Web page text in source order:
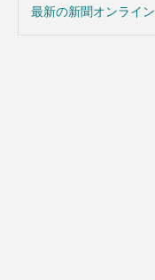
最新の新聞オンライン